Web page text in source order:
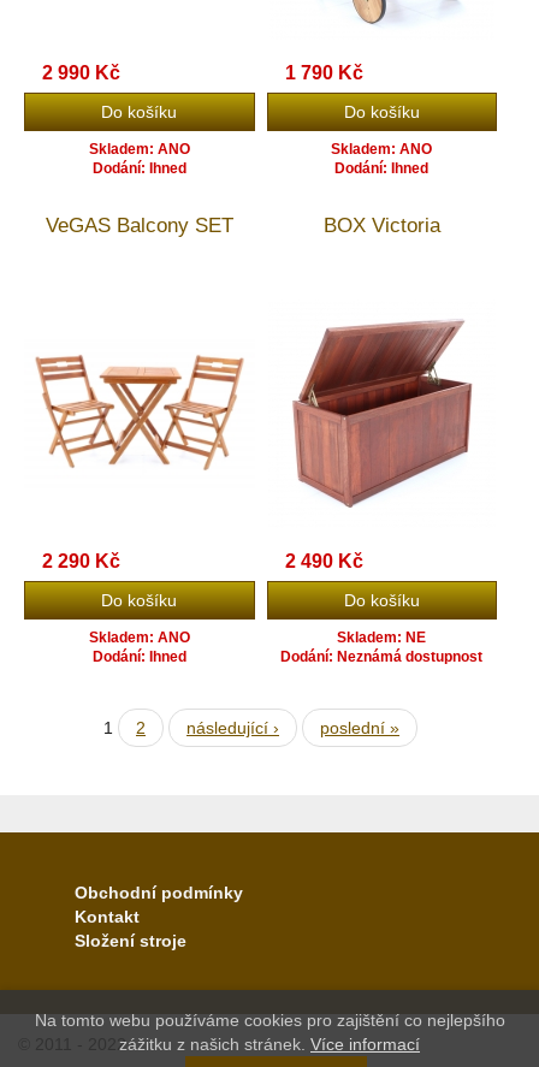
2 990 Kč
Skladem: ANO
Dodání: Ihned
1 790 Kč
Skladem: ANO
Dodání: Ihned
VeGAS Balcony SET
2 290 Kč
Skladem: ANO
Dodání: Ihned
BOX Victoria
2 490 Kč
Skladem: NE
Dodání: Neznámá dostupnost
1 2 následující › poslední »
Obchodní podmínky
Kontakt
Složení stroje
© 2011 - 2022
Na tomto webu používáme cookies pro zajištění co nejlepšího
zážitku z našich stránek. Více informací